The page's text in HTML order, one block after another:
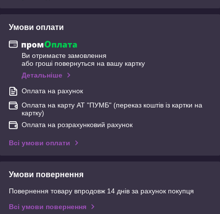
Умови оплати
Ви отримаєте замовлення
або гроші повернуться на вашу картку
Детальніше
Оплата на рахунок
Оплата на карту АТ "ПУМБ" (переказ коштів із картки на
картку)
Оплата на розрахунковий рахунок
Всі умови оплати
Умови повернення
Повернення товару впродовж 14 днів за рахунок покупця
Всі умови повернення